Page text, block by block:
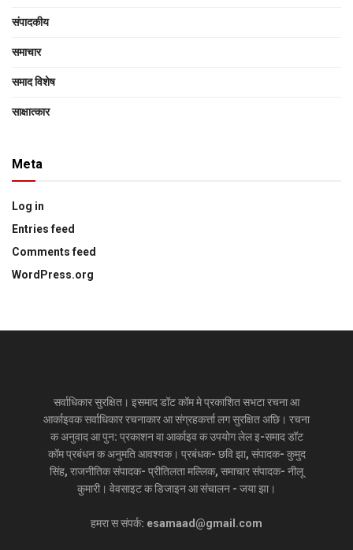
संपादकीय
समाचार
समाद विशेष
साक्षात्‍कार
Meta
Log in
Entries feed
Comments feed
WordPress.org
सर्वाधिकार सुरक्षित। इसमाद डॉट कॉम मे प्रकाशित सभटा रचना आ
आर्काइवक सर्वाधिकार रचनाकार आ संग्रहकर्त्ता लग सुरक्षित अछि। रचना
क अनुवाद आ पुन: प्रकाशन वा आर्काइव क उपयोग लेल इ-समाद डॉट
कॉम प्रबंधन क अनुमति आवश्यक। प्रबंधक- छवि झा, संपादक- कुमुद
सिंह, राजनीतिक संपादक- प्रीतिलता मल्लिक, समाचार संपादक- नीलू
कुमारी। वेवसाइट क डिजाइन आ संचालन - जया झा।
हमरा स संपर्क: esamaad@gmail.com